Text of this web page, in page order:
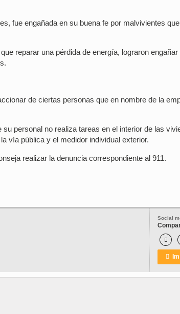
fue engañada en su buena fe por malvivientes
reparar una pérdida de energía, lograron
de ciertas personas que en nombre de la
personal no realiza tareas en el interior de las
vía pública y el medidor individual exterior.
realizar la denuncia correspondiente al 911.
Social

